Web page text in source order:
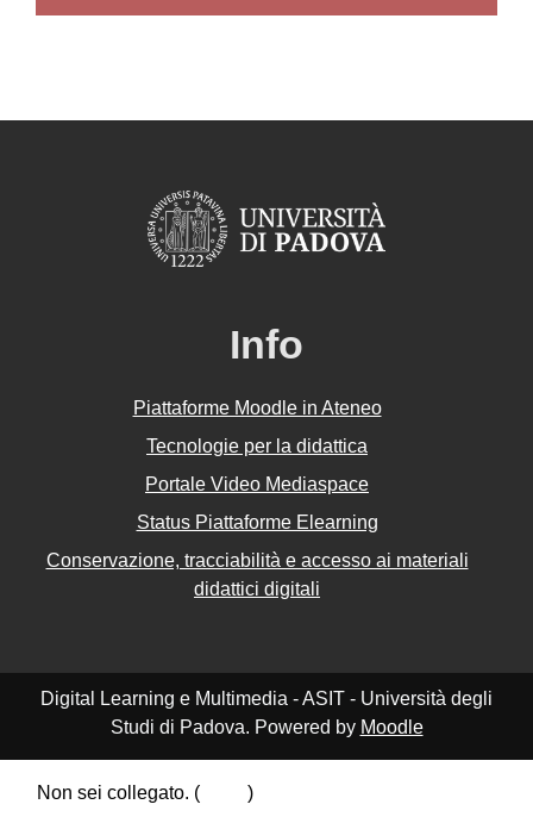
Info
Piattaforme Moodle in Ateneo
Tecnologie per la didattica
Portale Video Mediaspace
Status Piattaforme Elearning
Conservazione, tracciabilità e accesso ai materiali
didattici digitali
Digital Learning e Multimedia - ASIT - Università degli
Studi di Padova. Powered by Moodle
Non sei collegato. (
)